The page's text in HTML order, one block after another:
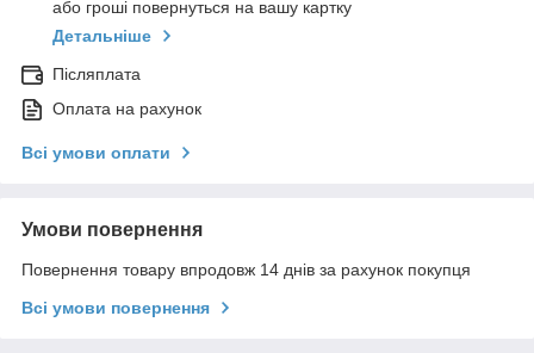
або гроші повернуться на вашу картку
Детальніше
Післяплата
Оплата на рахунок
Всі умови оплати
Умови повернення
Повернення товару впродовж 14 днів за рахунок покупця
Всі умови повернення